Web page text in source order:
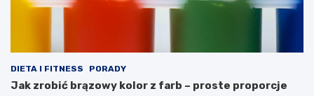
DIETA I FITNESS PORADY
Jak zrobić brązowy kolor z farb – proste proporcje